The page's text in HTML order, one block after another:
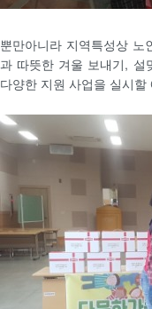
뿐만아니라 지역특성상
과 따뜻한 겨울 보내기, 설
다양한 지원 사업을 실시할